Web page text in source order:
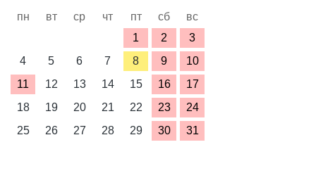
пн вт ср чт пт сб
вс
1
2
3
4
5 6 7 8 9
10
11
12 13 14 15 16
17
18
19 20 21 22 23
24
25
26 27 28 29 30 31